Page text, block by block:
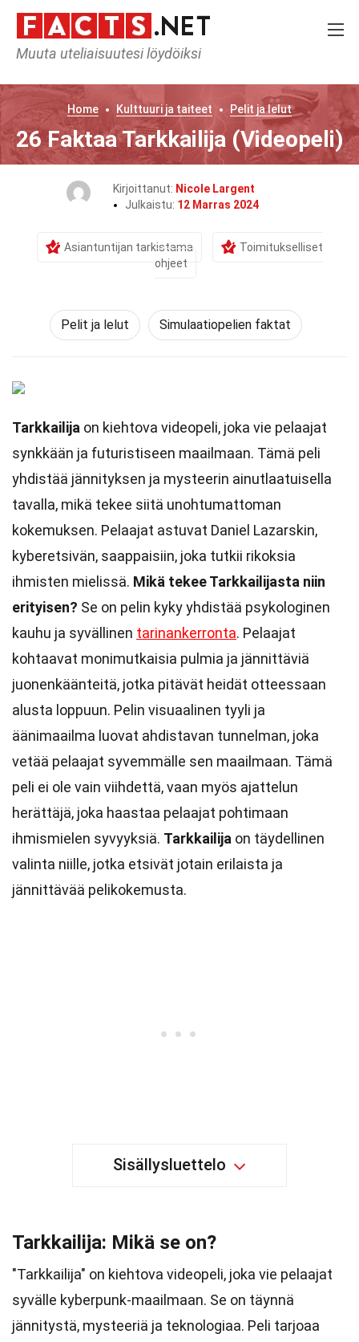
Muuta uteliaisuutesi löydöiksi
Home Kulttuuri ja taiteet Pelit ja lelut
26 Faktaa Tarkkailija (Videopeli)
Kirjoittanut: Nicole Largent
Julkaistu: 12 Marras 2024
Asiantuntijan tarkistama
Toimitukselliset
ohjeet
Pelit ja lelut Simulaatiopelien faktat
Tarkkailija on kiehtova videopeli, joka vie pelaajat
synkkään ja futuristiseen maailmaan. Tämä peli
yhdistää jännityksen ja mysteerin ainutlaatuisella
tavalla, mikä tekee siitä unohtumattoman
kokemuksen. Pelaajat astuvat Daniel Lazarskin,
kyberetsivän, saappaisiin, joka tutkii rikoksia
ihmisten mielissä. Mikä tekee Tarkkailijasta niin
erityisen? Se on pelin kyky yhdistää psykologinen
kauhu ja syvällinen tarinankerronta. Pelaajat
kohtaavat monimutkaisia pulmia ja jännittäviä
juonenkäänteitä, jotka pitävät heidät otteessaan
alusta loppuun. Pelin visuaalinen tyyli ja
äänimaailma luovat ahdistavan tunnelman, joka
vetää pelaajat syvemmälle sen maailmaan. Tämä
peli ei ole vain viihdettä, vaan myös ajattelun
herättäjä, joka haastaa pelaajat pohtimaan
ihmismielen syvyyksiä. Tarkkailija on täydellinen
valinta niille, jotka etsivät jotain erilaista ja
jännittävää pelikokemusta.
Sisällysluettelo
Tarkkailija: Mikä se on?
"Tarkkailija" on kiehtova videopeli, joka vie pelaajat
syvälle kyberpunk-maailmaan. Se on täynnä
jännitystä, mysteeriä ja teknologiaa. Peli tarjoaa